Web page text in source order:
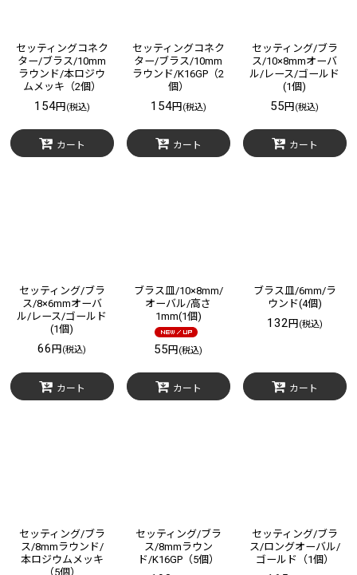
セッティングコネク
ター/ブラス/10mm
ラウンド/本ロジウ
ムメッキ（2個）
154円 (税込)
カート
セッティングコネク
ター/ブラス/10mm
ラウンド/K16GP（2
個）
154円 (税込)
カート
セッティング/ブラ
ス/10×8mmオーバ
ル/レース/ゴールド
(1個)
55円 (税込)
カート
セッティング/ブラ
ス/8×6mmオーバ
ル/レース/ゴールド
(1個)
66円 (税込)
カート
ブラス皿/10×8mm/
オーバル/高さ
1mm(1個)
55円 (税込)
カート
ブラス皿/6mm/ラ
ウンド(4個)
132 円 (税込)
カート
セッティング/ブラ
ス/8mmラウンド/
本ロジウムメッキ
（5個）
セッティング/ブラ
ス/8mmラウン
ド/K16GP（5個）
セッティング/ブラ
ス/ロングオーバル/
ゴールド（1個）